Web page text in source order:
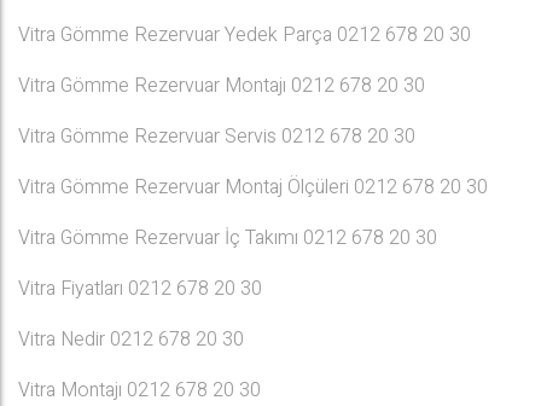
Vitra Gömme Rezervuar Yedek Parça 0212 678 20 30
Vitra Gömme Rezervuar Montajı 0212 678 20 30
Vitra Gömme Rezervuar Servis 0212 678 20 30
Vitra Gömme Rezervuar Montaj Ölçüleri 0212 678 20 30
Vitra Gömme Rezervuar İç Takımı 0212 678 20 30
Vitra Fiyatları 0212 678 20 30
Vitra Nedir 0212 678 20 30
Vitra Montajı 0212 678 20 30